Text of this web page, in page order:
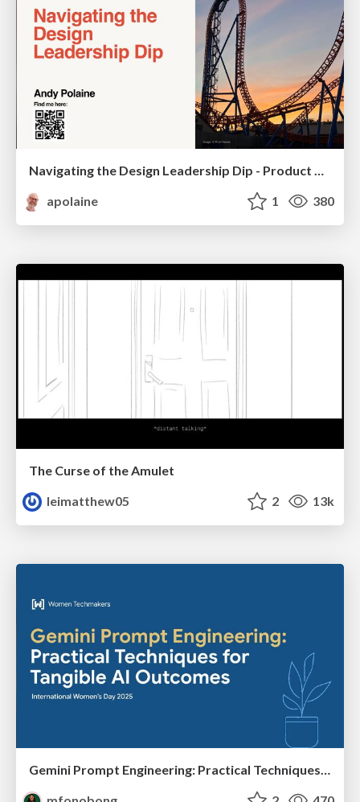
Navigating the Design Leadership Dip - Product Design Week Design Leaders+ Conference 2024
apolaine
1 380
The Curse of the Amulet
leimatthew05
2 13k
Gemini Prompt Engineering: Practical Techniques for Tangible AI Outcomes